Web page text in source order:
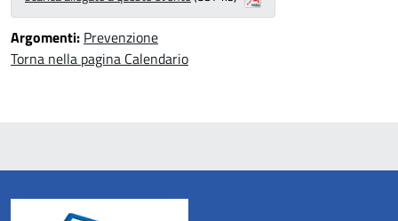
Argomenti: Prevenzione
Torna nella pagina Calendario